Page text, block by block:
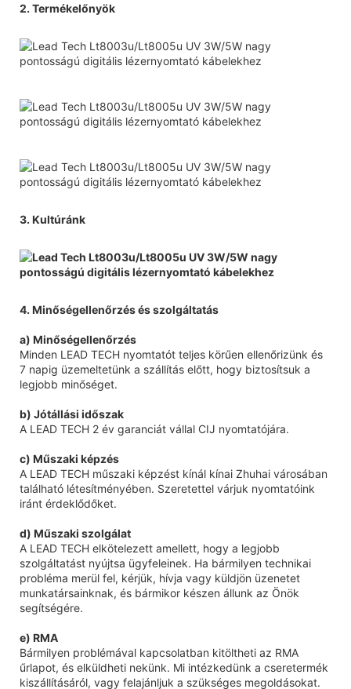
2. Termékelőnyök
3. Kultúránk
4. Minőségellenőrzés és szolgáltatás
a) Minőségellenőrzés
Minden LEAD TECH nyomtatót teljes körűen ellenőrizünk és
7 napig üzemeltetünk a szállítás előtt, hogy biztosítsuk a
legjobb minőséget.
b) Jótállási időszak
A LEAD TECH 2 év garanciát vállal CIJ nyomtatójára.
c) Műszaki képzés
A LEAD TECH műszaki képzést kínál kínai Zhuhai városában
található létesítményében. Szeretettel várjuk nyomtatóink
iránt érdeklődőket.
d) Műszaki szolgálat
A LEAD TECH elkötelezett amellett, hogy a legjobb
szolgáltatást nyújtsa ügyfeleinek. Ha bármilyen technikai
probléma merül fel, kérjük, hívja vagy küldjön üzenetet
munkatársainknak, és bármikor készen állunk az Önök
segítségére.
e) RMA
Bármilyen problémával kapcsolatban kitöltheti az RMA
űrlapot, és elküldheti nekünk. Mi intézkedünk a cseretermék
kiszállításáról, vagy felajánljuk a szükséges megoldásokat.